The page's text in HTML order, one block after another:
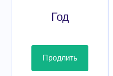
Год
Продлить